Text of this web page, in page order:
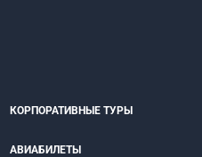
КОРПОРАТИВНЫЕ ТУРЫ
АВИАБИЛЕТЫ